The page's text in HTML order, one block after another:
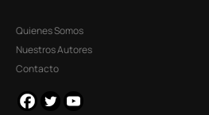
Quienes Somos
Nuestros Autores
Contacto